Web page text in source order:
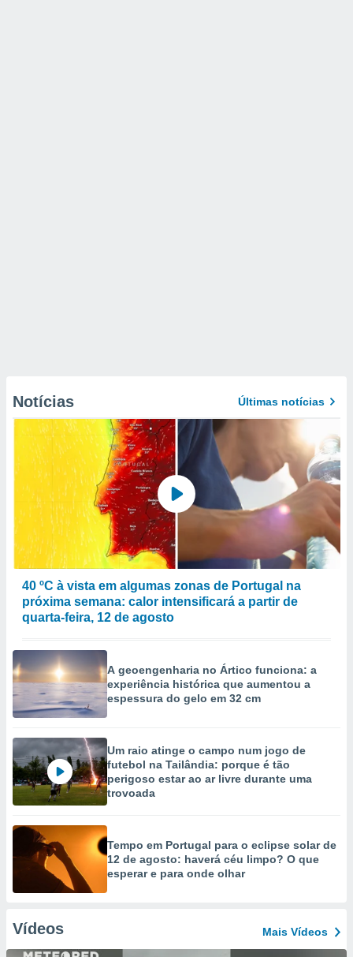
Notícias Últimas notícias
40 ºC à vista em algumas zonas de Portugal na
próxima semana: calor intensificará a partir de
quarta-feira, 12 de agosto
A geoengenharia no Ártico funciona: a
experiência histórica que aumentou a
espessura do gelo em 32 cm
Um raio atinge o campo num jogo de
futebol na Tailândia: porque é tão
perigoso estar ao ar livre durante uma
trovoada
Tempo em Portugal para o eclipse solar de
12 de agosto: haverá céu limpo? O que
esperar e para onde olhar
Vídeos Mais Vídeos